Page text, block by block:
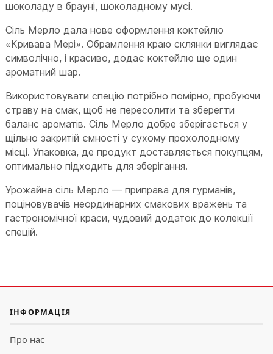
шоколаду в брауні, шоколадному мусі.
Сіль Мерло дала нове оформлення коктейлю
«Кривава Мері». Обрамлення краю склянки виглядає
символічно, і красиво, додає коктейлю ще один
ароматний шар.
Використовувати спецію потрібно помірно, пробуючи
страву на смак, щоб не пересолити та зберегти
баланс ароматів. Сіль Мерло добре зберігається у
щільно закритій ємності у сухому прохолодному
місці. Упаковка, де продукт доставляється покупцям,
оптимально підходить для зберігання.
Урожайна сіль Мерло — приправа для гурманів,
поціновувачів неординарних смакових вражень та
гастрономічної краси, чудовий додаток до колекції
спецій.
ІНФОРМАЦІЯ
Про нас